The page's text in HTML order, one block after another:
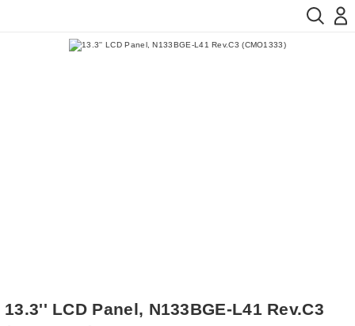
13.3'' LCD Panel, N133BGE-L41 Rev.C3